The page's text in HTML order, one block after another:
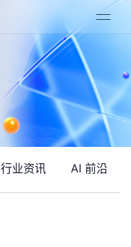
行业资讯 AI 前沿